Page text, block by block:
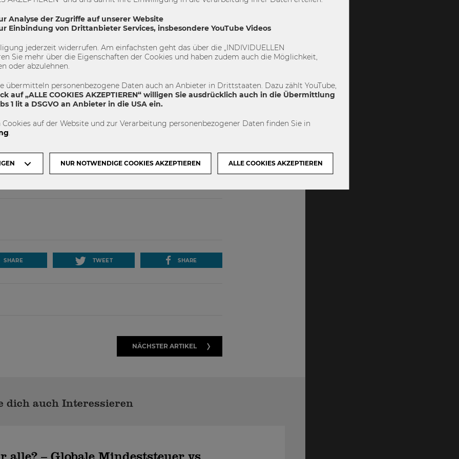
herzustellen?
Aufklärung, breite Diskussionen, um ein
wollen wir das? Warum gibt es so wenige Frauen in
Frauen in Führungspositionen sind? Welche Sorgen
seitens der Männer? Es gibt viel Wissen, das wir nutzen
bearbeiten. Klar ist, dass ein Kulturwandel dieser
Verständnis voraussetzt. Also: viele Menschen
durch die Medien ermöglichen, gesetzliche
Ihre Karriere?
und lassen Sie sich nicht entmutigen! Vor allem nicht von
macht man nicht! Das ist nichts für Frauen! (Ähnliches
SHARE
TWEET
SHARE
NÄCHSTER ARTIKEL
dich auch Interessieren
Analyse der Zugriffe auf unserer Website
Einbindung von Drittanbieter Services, insbesondere YouTube Videos
jederzeit widerrufen. Am einfachsten geht das über die „INDIVIDUELLEN
Sie mehr über die Eigenschaften der Cookies und haben zudem auch die Möglichkeit,
oder abzulehnen.
übermitteln personenbezogene Daten auch an Anbieter in Drittstaaten. Dazu zählt YouTube,
auf „ALLE COOKIES AKZEPTIEREN“ willigen Sie ausdrücklich auch in die Übermittlung
1 lit a DSGVO an Anbieter in die USA ein.
auf der Website und zur Verarbeitung personenbezogener Daten finden Sie in
.
NUR NOTWENDIGE COOKIES AKZEPTIEREN ALLE COOKIES AKZEPTIEREN